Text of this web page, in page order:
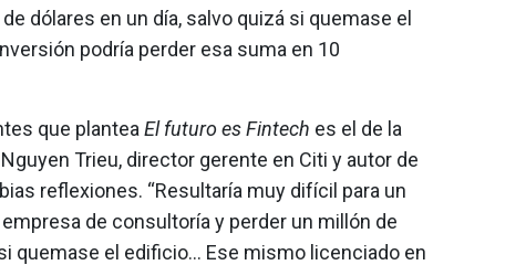
dólares en un día, salvo quizá si quemase el
podría perder esa suma en 10
que plantea El futuro es Fintech es el de la
Trieu, director gerente en Citi y autor de
reflexiones. “Resultaría muy difícil para un
de consultoría y perder un millón de
quemase el edificio… Ese mismo licenciado en